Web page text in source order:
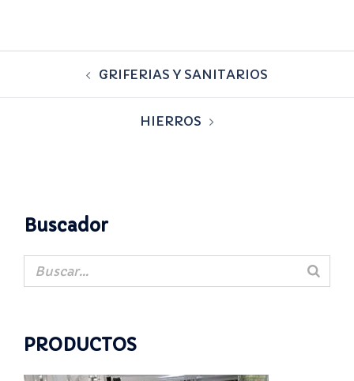
GRIFERIAS Y SANITARIOS
HIERROS
Buscador
PRODUCTOS